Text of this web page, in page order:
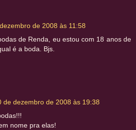
de 2008 às 11:58
de Renda, eu estou com 18 anos de
é a boda. Bjs.
de dezembro de 2008 às 19:38
nome pra elas!